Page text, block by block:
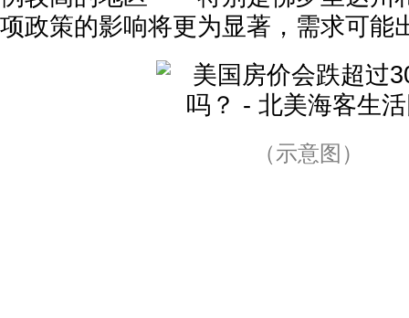
项政策的影响将更为显著，需求可能
（示意图）